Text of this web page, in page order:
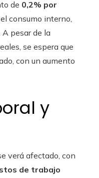
de 0,2% por
consumo interno,
A pesar de la
se espera que
con un aumento
y
verá afectado, con
de trabajo